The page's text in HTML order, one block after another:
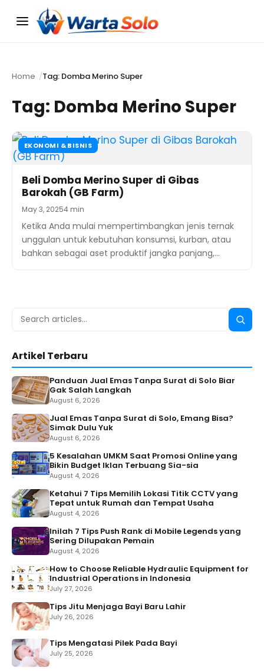
Menu
Home Tag: Domba Merino Super
Tag: Domba Merino Super
EKONOMI & BISNIS
Beli Domba Merino Super di Gibas
Barokah (GB Farm)
May 3, 20254 min
Ketika Anda mulai mempertimbangkan jenis ternak
unggulan untuk kebutuhan konsumsi, kurban, atau
bahkan sebagai aset produktif jangka panjang,…
Search
Search
Artikel Terbaru
Panduan Jual Emas Tanpa Surat di Solo Biar
Gak Salah Langkah
August 6, 2026
Jual Emas Tanpa Surat di Solo, Emang Bisa?
Simak Dulu Yuk
August 6, 2026
5 Kesalahan UMKM Saat Promosi Online yang
Bikin Budget Iklan Terbuang Sia-sia
August 4, 2026
Ketahui 7 Tips Memilih Lokasi Titik CCTV yang
Tepat untuk Rumah dan Tempat Usaha
August 4, 2026
Inilah 7 Tips Push Rank di Mobile Legends yang
Sering Dilupakan Pemain
August 4, 2026
How to Choose Reliable Hydraulic Equipment for
Industrial Operations in Indonesia
July 27, 2026
Tips Jitu Menjaga Bayi Baru Lahir
July 26, 2026
Tips Mengatasi Pilek Pada Bayi
July 25, 2026